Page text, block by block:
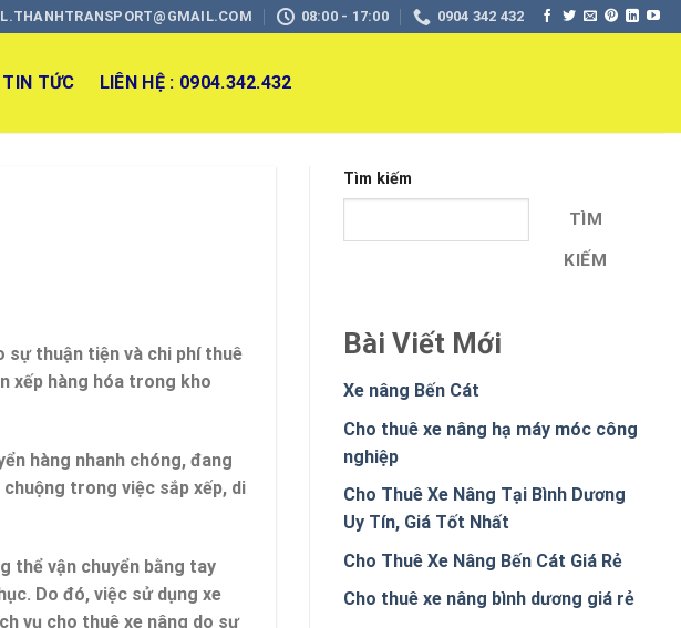
08:00 - 17:00 0904 342 432
TIN TỨC LIÊN HỆ : 0904.342.432
sự thuận tiện và chi phí thuê
xếp hàng hóa trong kho
hàng nhanh chóng, đang
trong việc sắp xếp, di
thể vận chuyển bằng tay
Do đó, việc sử dụng xe
vụ cho thuê xe nâng do sự
Tìm kiếm
TÌM
KIẾM
Bài Viết Mới
Xe nâng Bến Cát
Cho thuê xe nâng hạ máy móc công
nghiệp
Cho Thuê Xe Nâng Tại Bình Dương
Uy Tín, Giá Tốt Nhất
Cho Thuê Xe Nâng Bến Cát Giá Rẻ
Cho thuê xe nâng bình dương giá rẻ